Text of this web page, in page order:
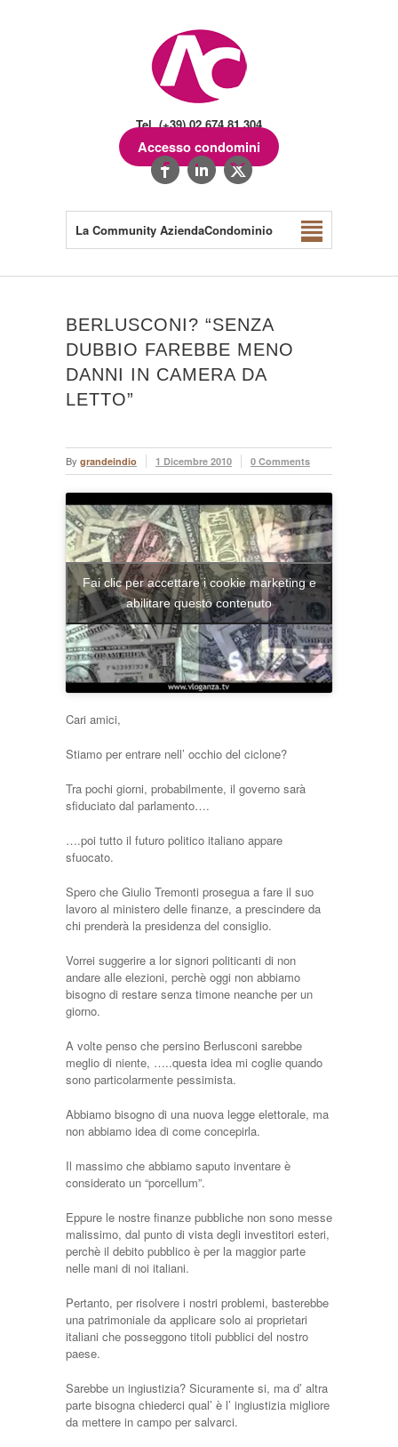
Tel. (+39) 02.674.81.304
Accesso condomini
La Community AziendaCondominio
BERLUSCONI? “SENZA
DUBBIO FAREBBE MENO
DANNI IN CAMERA DA
LETTO”
By grandeindio 1 Dicembre 2010 0 Comments
Fai clic per accettare i cookie marketing e
abilitare questo contenuto
Cari amici,
Stiamo per entrare nell’ occhio del ciclone?
Tra pochi giorni, probabilmente, il governo sarà
sfiduciato dal parlamento….
….poi tutto il futuro politico italiano appare
sfuocato.
Spero che Giulio Tremonti prosegua a fare il suo
lavoro al ministero delle finanze, a prescindere da
chi prenderà la presidenza del consiglio.
Vorrei suggerire a lor signori politicanti di non
andare alle elezioni, perchè oggi non abbiamo
bisogno di restare senza timone neanche per un
giorno.
A volte penso che persino Berlusconi sarebbe
meglio di niente, …..questa idea mi coglie quando
sono particolarmente pessimista.
Abbiamo bisogno di una nuova legge elettorale, ma
non abbiamo idea di come concepirla.
Il massimo che abbiamo saputo inventare è
considerato un “porcellum”.
Eppure le nostre finanze pubbliche non sono messe
malissimo, dal punto di vista degli investitori esteri,
perchè il debito pubblico è per la maggior parte
nelle mani di noi italiani.
Pertanto, per risolvere i nostri problemi, basterebbe
una patrimoniale da applicare solo ai proprietari
italiani che posseggono titoli pubblici del nostro
paese.
Sarebbe un ingiustizia? Sicuramente si, ma d’ altra
parte bisogna chiederci qual’ è l’ ingiustizia migliore
da mettere in campo per salvarci.